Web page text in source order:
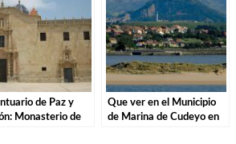
de Paz y
Monasterio de
Que ver en el Municipio
de Marina de Cudeyo en